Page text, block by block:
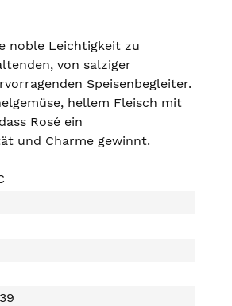
noble Leichtigkeit zu
von salziger
Speisenbegleiter.
hellem Fleisch mit
Rosé ein
und Charme gewinnt.